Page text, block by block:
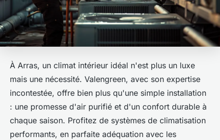
À Arras, un climat intérieur idéal n'est plus un luxe
mais une nécessité. Valengreen, avec son expertise
incontestée, offre bien plus qu'une simple installation
: une promesse d'air purifié et d'un confort durable à
chaque saison. Profitez de systèmes de climatisation
performants, en parfaite adéquation avec les